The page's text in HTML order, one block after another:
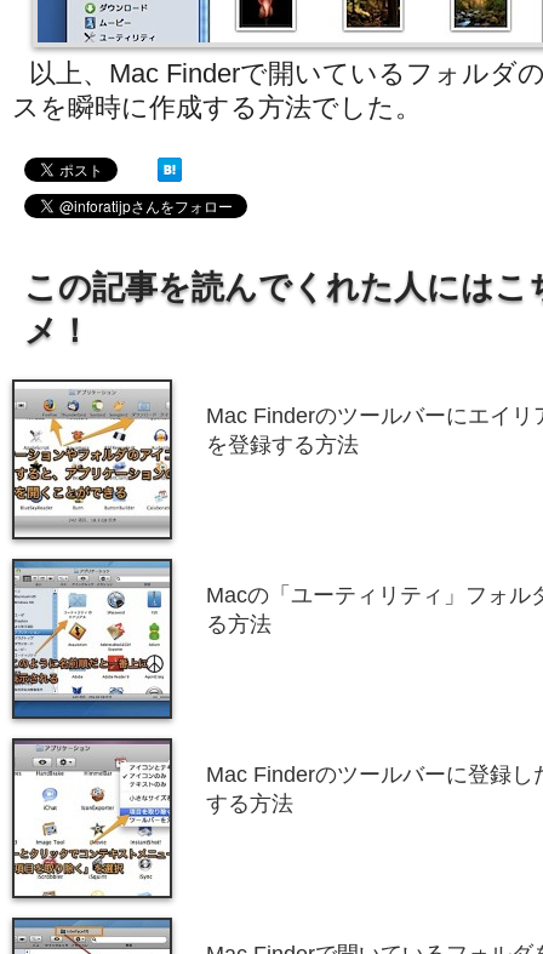
以上、Mac Finderで開いているフォルダ
スを瞬時に作成する方法でした。
この記事を読んでくれた人にはこ
メ！
Mac Finderのツールバーにエイ
を登録する方法
Macの「ユーティリティ」フォル
る方法
Mac Finderのツールバーに登録
する方法